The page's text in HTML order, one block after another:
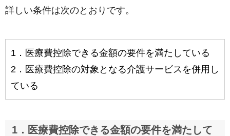
詳しい条件は次のとおりです。
1．医療費控除できる金額の要件を満たしている
2．医療費控除の対象となる介護サービスを併用し
ている
1．医療費控除できる金額の要件を満たして